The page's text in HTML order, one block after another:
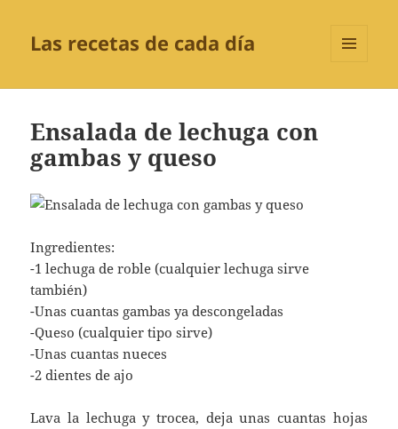
Las recetas de cada día
Ensalada de lechuga con
gambas y queso
Ingredientes:
-1 lechuga de roble (cualquier lechuga sirve
también)
-Unas cuantas gambas ya descongeladas
-Queso (cualquier tipo sirve)
-Unas cuantas nueces
-2 dientes de ajo
Lava la lechuga y trocea, deja unas cuantas hojas